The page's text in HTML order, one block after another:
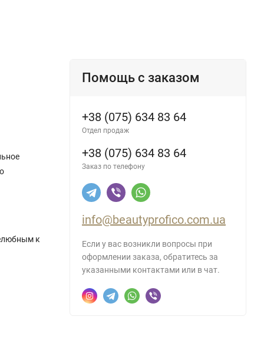
к
Помощь с заказом
+38 (075) 634 83 64
Отдел продаж
+38 (075) 634 83 64
Заказ по телефону
info@beautyprofico.com.ua
Если у вас возникли вопросы при
оформлении заказа, обратитесь за
указанными контактами или в чат.